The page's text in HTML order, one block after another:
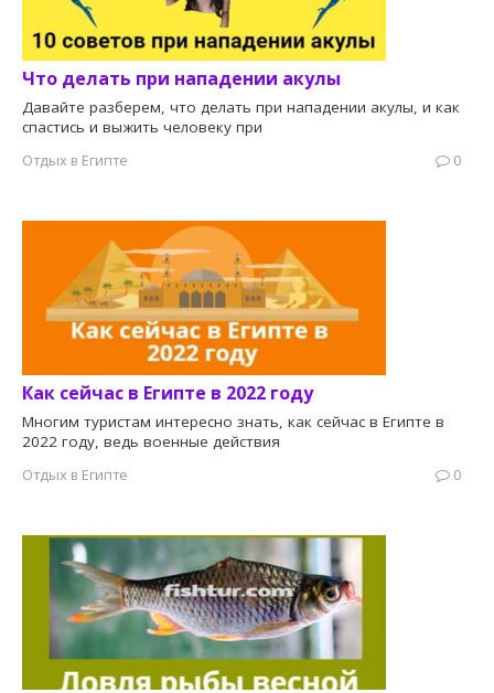
Что делать при нападении акулы
Давайте разберем, что делать при нападении акулы, и как
спастись и выжить человеку при
Отдых в Египте
0
Как сейчас в Египте в 2022 году
Многим туристам интересно знать, как сейчас в Египте в
2022 году, ведь военные действия
Отдых в Египте
0